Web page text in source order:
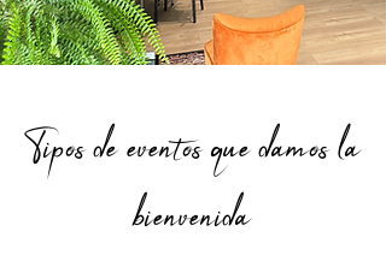
Tipos de eventos que damos la
bienvenida